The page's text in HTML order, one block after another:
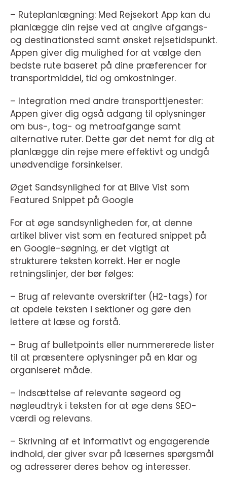
– Ruteplanlægning: Med Rejsekort App kan du
planlægge din rejse ved at angive afgangs-
og destinationsted samt ønsket rejsetidspunkt.
Appen giver dig mulighed for at vælge den
bedste rute baseret på dine præferencer for
transportmiddel, tid og omkostninger.
– Integration med andre transporttjenester:
Appen giver dig også adgang til oplysninger
om bus-, tog- og metroafgange samt
alternative ruter. Dette gør det nemt for dig at
planlægge din rejse mere effektivt og undgå
unødvendige forsinkelser.
Øget Sandsynlighed for at Blive Vist som
Featured Snippet på Google
For at øge sandsynligheden for, at denne
artikel bliver vist som en featured snippet på
en Google-søgning, er det vigtigt at
strukturere teksten korrekt. Her er nogle
retningslinjer, der bør følges:
– Brug af relevante overskrifter (H2-tags) for
at opdele teksten i sektioner og gøre den
lettere at læse og forstå.
– Brug af bulletpoints eller nummererede lister
til at præsentere oplysninger på en klar og
organiseret måde.
– Indsættelse af relevante søgeord og
nøgleudtryk i teksten for at øge dens SEO-
værdi og relevans.
– Skrivning af et informativt og engagerende
indhold, der giver svar på læsernes spørgsmål
og adresserer deres behov og interesser.